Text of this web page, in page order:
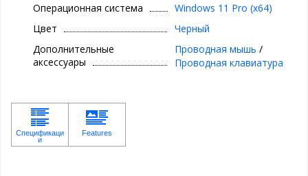
Операционная система
Windows 11 Pro (x64)
Цвет
Черный
Дополнительные
аксессуары
Проводная мышь /
Проводная клавиатура